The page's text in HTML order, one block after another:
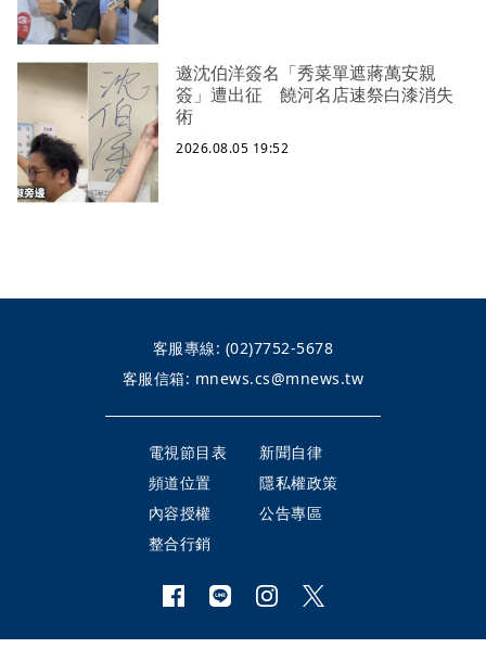
邀沈伯洋簽名「秀菜單遮蔣萬安親
簽」遭出征 饒河名店速祭白漆消失
術
2026.08.05 19:52
客服專線: (02)7752-5678
客服信箱: mnews.cs@mnews.tw
電視節目表
新聞自律
頻道位置
隱私權政策
內容授權
公告專區
整合行銷